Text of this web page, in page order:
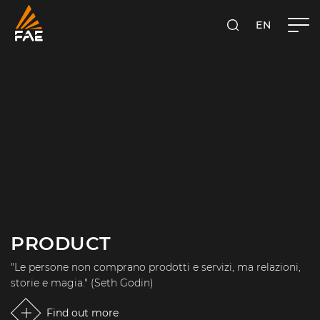
SEARCH
EN
PRODUCT
"Le persone non comprano prodotti e servizi, ma relazioni,
storie e magia." (Seth Godin)
Find out more